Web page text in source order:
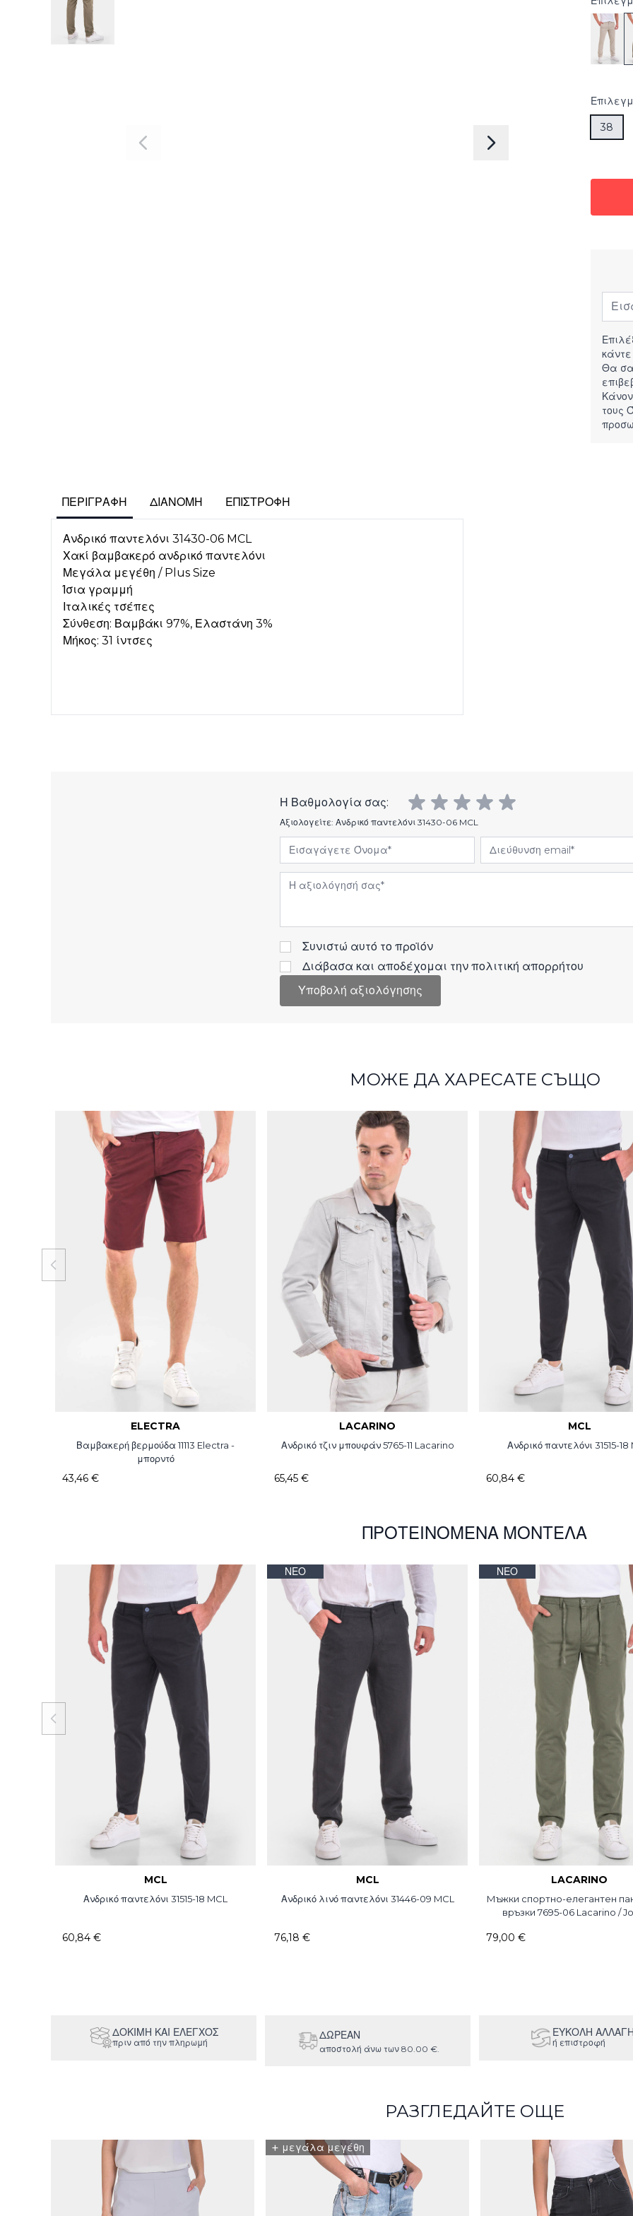
38
Θα
τους
ΠΕΡΙΓΡΑΦΉ
Ανδρικό παντελόνι 31430-06 MCL
Χακί βαμβακερό ανδρικό παντελόνι
Μεγάλα μεγέθη / Plus Size
Ίσια γραμμή
Ιταλικές τσέπες
Σύνθεση: Βαμβάκι 97%, Ελαστάνη 3%
Μήκος: 31 ίντσες
ΔΙΑΝΟΜΉ ΕΠΙΣΤΡΟΦΉ
Η Βαθμολογία σας:
Αξιολογείτε: Ανδρικό παντελόνι 31430-06 MCL
Εισαγάγετε Όνομα Διεύθυνση email
Αξιολόγηση
Συνιστώ αυτό το προϊόν
Διάβασα και αποδέχομαι την πολιτική απορρήτου
Υποβολή αξιολόγησης
МОЖЕ ДА ХАРЕСАТЕ СЪЩО
ELECTRA
Βαμβακερή βερμούδα 11113 Electra -
μπορντό
43,46 €
LACARINO
Ανδρικό τζιν μπουφάν 5765-11 Lacarino
65,45 €
MCL
Ανδρικό παντελόνι 31515-18
60,84 €
ΠΡΟΤΕΙΝΌΜΕΝΑ ΜΟΝΤΈΛΑ
MCL
Ανδρικό παντελόνι 31515-18 MCL
60,84 €
ΝΈΟ
MCL
Ανδρικό λινό παντελόνι 31446-09 MCL
76,18 €
ΝΈΟ
LACARINO
Мъжки спортно-елегантен
връзки 7695-06 Lacarino /
79,00 €
ΔΟΚΙΜΉ ΚΑΙ ΕΛΕΓΧΟΣ
πριν από την πληρωμή
ΔΩΡΕΑΝ
αποστολή άνω των 80.00 €.
ΕΥΚΟΛΗ
ή επιστροφή
РАЗГЛЕДАЙТЕ ОЩЕ
+ μεγάλα μεγέθη